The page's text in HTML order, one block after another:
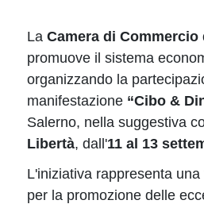
La Camera di Commercio
promuove il sistema
organizzando la
manifestazione “Cibo &
Salerno, nella suggestiva
Libertà, dall'11 al 13
L'iniziativa rappresenta
per la promozione delle